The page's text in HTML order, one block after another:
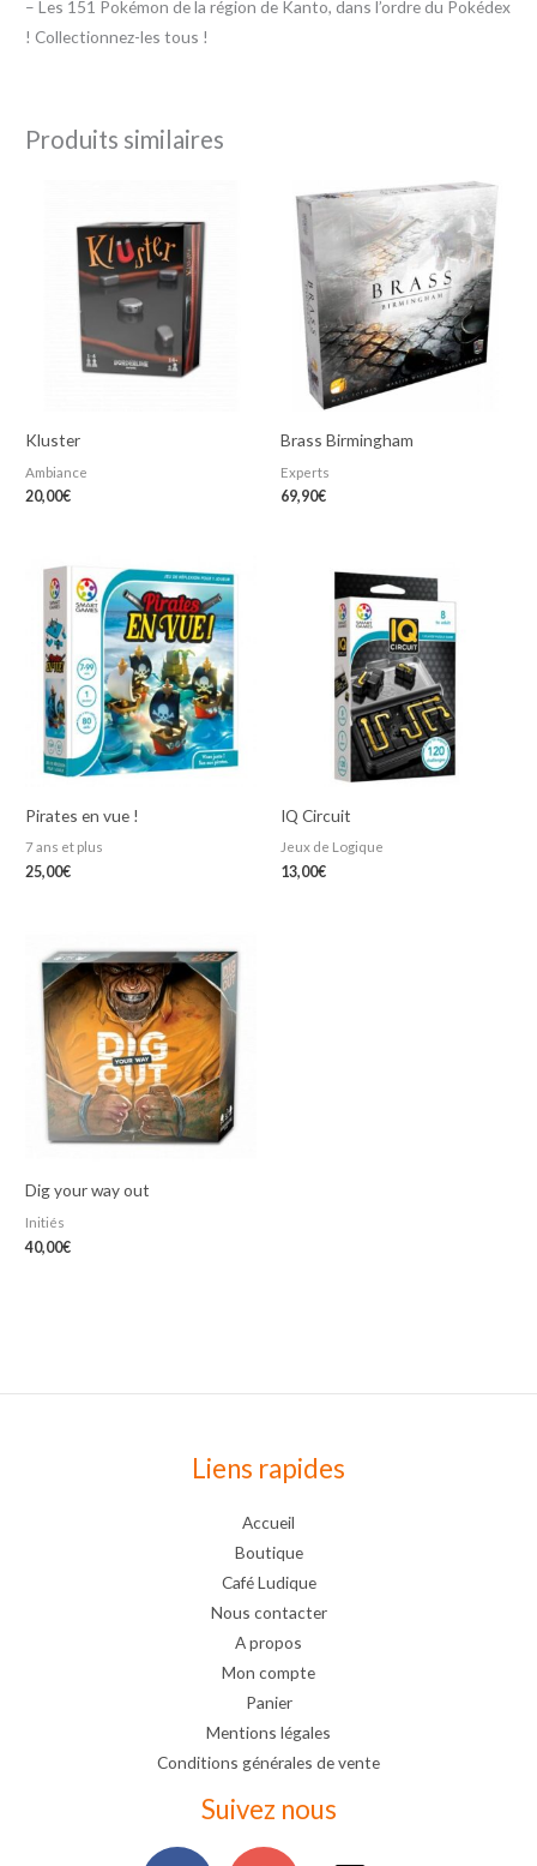
– Les 151 Pokémon de la région de Kanto, dans l’ordre du Pokédex
! Collectionnez-les tous !
Produits similaires
Kluster
Ambiance
20,00€
Brass Birmingham
Experts
69,90€
Pirates en vue !
7 ans et plus
25,00€
IQ Circuit
Jeux de Logique
13,00€
Dig your way out
Initiés
40,00€
Liens rapides
Accueil
Boutique
Café Ludique
Nous contacter
A propos
Mon compte
Panier
Mentions légales
Conditions générales de vente
Suivez nous